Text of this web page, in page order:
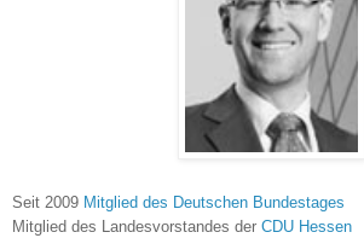
Seit 2009 Mitglied des Deutschen Bundestages
Mitglied des Landesvorstandes der CDU Hessen